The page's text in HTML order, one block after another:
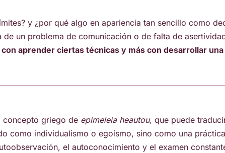
y ¿por qué algo en apariencia tan sencillo como
un problema de comunicación o de falta de
aprender ciertas técnicas y más con desarrollar
concepto griego de epimeleia heautou, que puede
como individualismo o egoísmo, sino como una
el autoconocimiento y el examen